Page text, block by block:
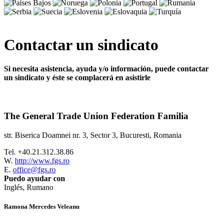
Contactar un sindicato
Si necesita asistencia, ayuda y/o información, puede contactar
un sindicato y éste se complacerá en asistirle
The General Trade Union Federation Familia
str. Biserica Doamnei nr. 3, Sector 3, Bucuresti, Romania
Tel. +40.21.312.38.86
W. http://www.fgs.ro
E. office@fgs.ro
Puedo ayudar con
Inglés, Rumano
Ramona Mercedes Veleanu